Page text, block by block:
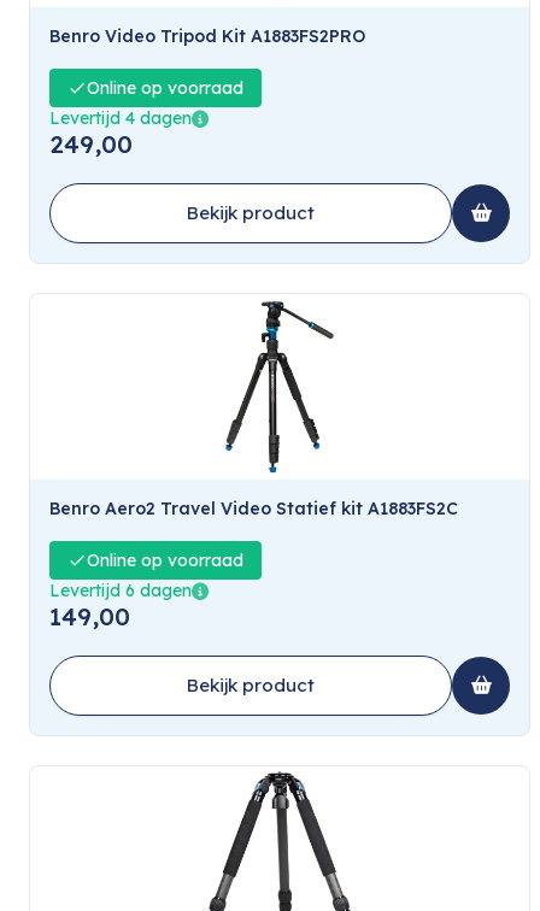
Benro Video Tripod Kit A1883FS2PRO
Online op voorraad
Levertijd 4 dagen
249,00
Bekijk product
Benro Aero2 Travel Video Statief kit A1883FS2C
Online op voorraad
Levertijd 6 dagen
149,00
Bekijk product